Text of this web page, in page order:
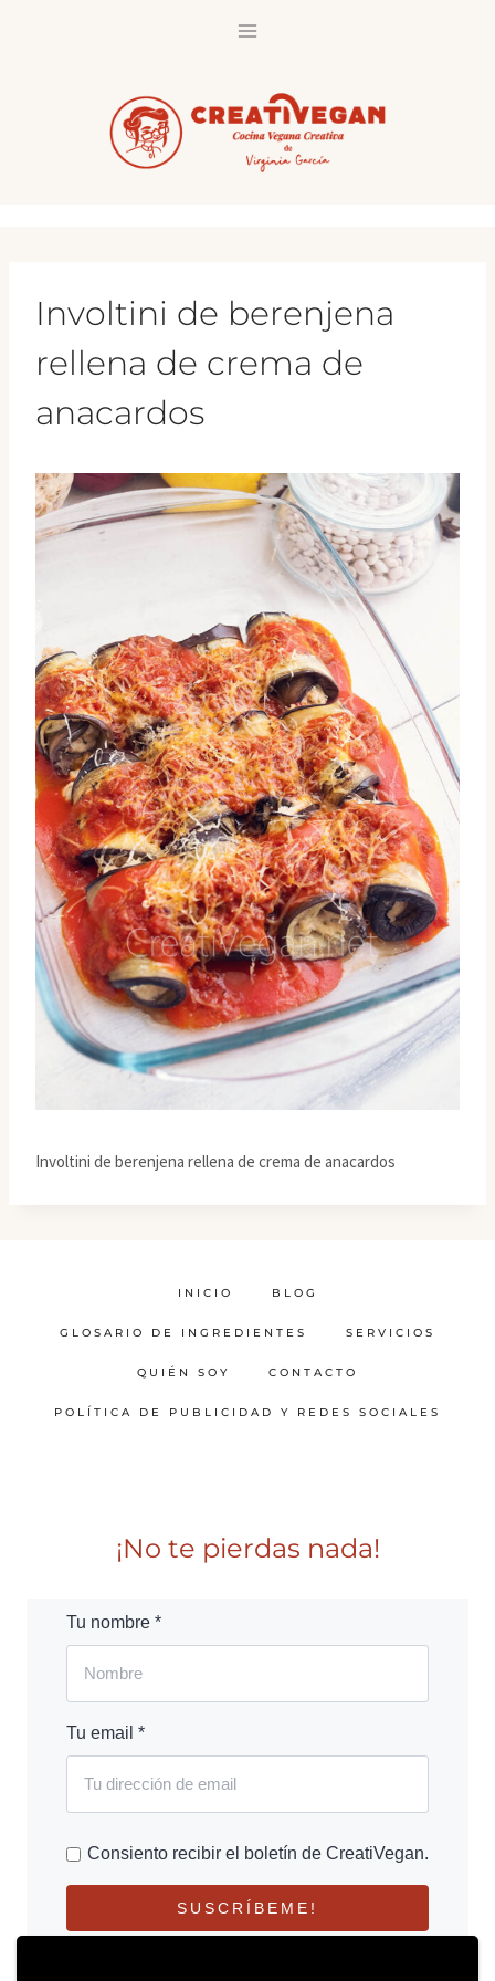
Involtini de berenjena
rellena de crema de
anacardos
Involtini de berenjena rellena de crema de anacardos
INICIO BLOG
GLOSARIO DE INGREDIENTES SERVICIOS
QUIÉN SOY CONTACTO
POLÍTICA DE PUBLICIDAD Y REDES SOCIALES
¡No te pierdas nada!
Tu nombre *
Tu email *
Consiento recibir el boletín de CreatiVegan.
SUSCRÍBEME!